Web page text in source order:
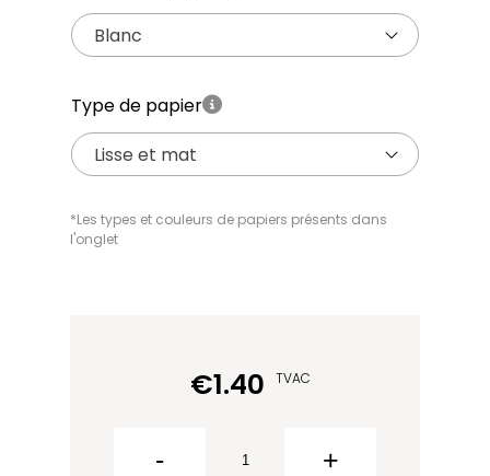
Blanc
Type de papier
Lisse et mat
*Les types et couleurs de papiers présents dans
l'onglet
€1.40 TVAC
- +